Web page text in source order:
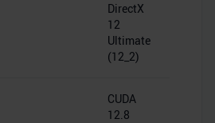
DirectX
12
Ultimate
(12_2)
CUDA
12.8